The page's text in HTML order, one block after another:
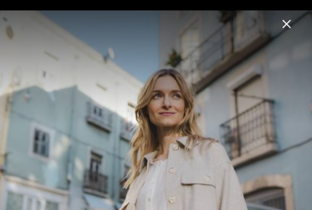
Menu
Sarah Zucker
News Musik Fotos Biografie
Sarah Zucker - Pressefotos 2023